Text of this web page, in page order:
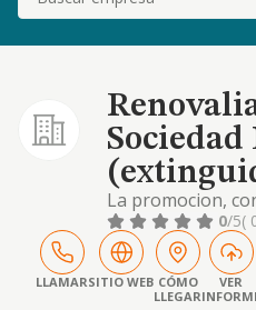
La promocion,
explotacion de
especialmente
energias
termo solar,
0/5(
LLAMARSITIO WEB CÓMO
LLEGAR
VER